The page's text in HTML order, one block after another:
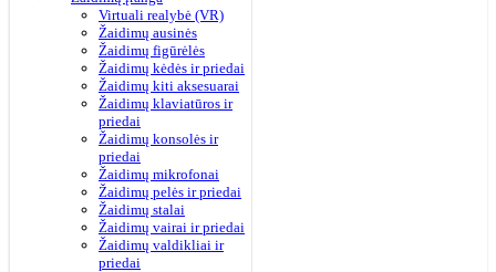
Virtuali realybė (VR)
Žaidimų ausinės
Žaidimų figūrėlės
Žaidimų kėdės ir priedai
Žaidimų kiti aksesuarai
Žaidimų klaviatūros ir
priedai
Žaidimų konsolės ir
priedai
Žaidimų mikrofonai
Žaidimų pelės ir priedai
Žaidimų stalai
Žaidimų vairai ir priedai
Žaidimų valdikliai ir
priedai